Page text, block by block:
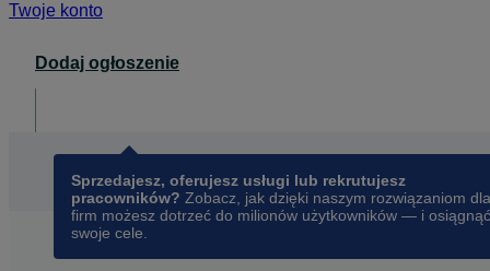
Twoje konto
Dodaj ogłoszenie
Sprzedajesz, oferujesz usługi lub rekrutujesz
pracowników? Zobacz, jak dzięki naszym rozwiązaniom dla
firm możesz dotrzeć do milionów użytkowników — i osiągnąć
swoje cele.